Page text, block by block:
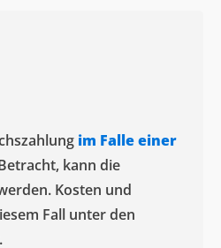
im Falle einer
kann die
Kosten und
Fall unter den